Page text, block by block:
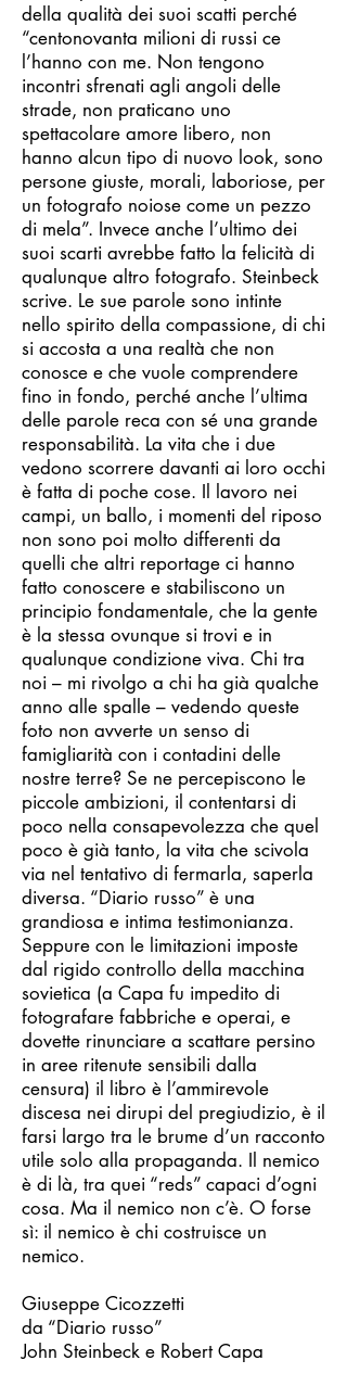
della qualità dei suoi scatti perché
“centonovanta milioni di russi ce
l’hanno con me. Non tengono
incontri sfrenati agli angoli delle
strade, non praticano uno
spettacolare amore libero, non
hanno alcun tipo di nuovo look, sono
persone giuste, morali, laboriose, per
un fotografo noiose come un pezzo
di mela”. Invece anche l’ultimo dei
suoi scarti avrebbe fatto la felicità di
qualunque altro fotografo. Steinbeck
scrive. Le sue parole sono intinte
nello spirito della compassione, di chi
si accosta a una realtà che non
conosce e che vuole comprendere
fino in fondo, perché anche l’ultima
delle parole reca con sé una grande
responsabilità. La vita che i due
vedono scorrere davanti ai loro occhi
è fatta di poche cose. Il lavoro nei
campi, un ballo, i momenti del riposo
non sono poi molto differenti da
quelli che altri reportage ci hanno
fatto conoscere e stabiliscono un
principio fondamentale, che la gente
è la stessa ovunque si trovi e in
qualunque condizione viva. Chi tra
noi – mi rivolgo a chi ha già qualche
anno alle spalle – vedendo queste
foto non avverte un senso di
famigliarità con i contadini delle
nostre terre? Se ne percepiscono le
piccole ambizioni, il contentarsi di
poco nella consapevolezza che quel
poco è già tanto, la vita che scivola
via nel tentativo di fermarla, saperla
diversa. “Diario russo” è una
grandiosa e intima testimonianza.
Seppure con le limitazioni imposte
dal rigido controllo della macchina
sovietica (a Capa fu impedito di
fotografare fabbriche e operai, e
dovette rinunciare a scattare persino
in aree ritenute sensibili dalla
censura) il libro è l’ammirevole
discesa nei dirupi del pregiudizio, è il
farsi largo tra le brume d’un racconto
utile solo alla propaganda. Il nemico
è di là, tra quei “reds” capaci d’ogni
cosa. Ma il nemico non c’è. O forse
sì: il nemico è chi costruisce un
nemico.
Giuseppe Cicozzetti
da “Diario russo”
John Steinbeck e Robert Capa